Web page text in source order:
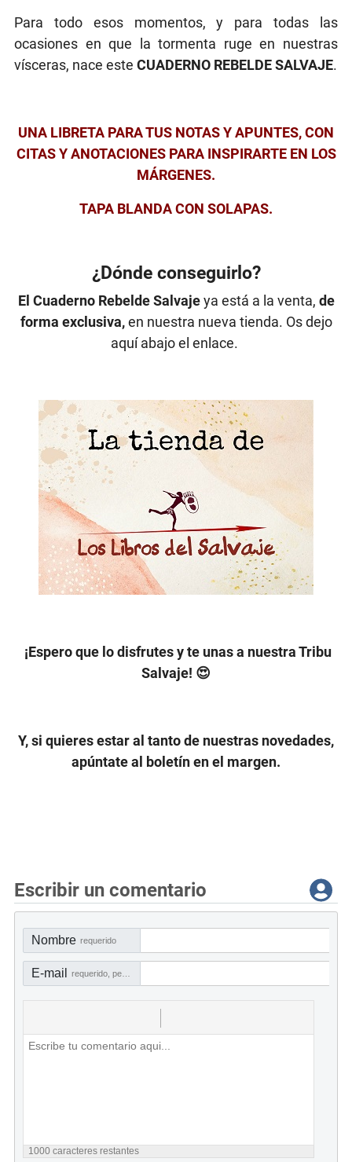
Para todo esos momentos, y para todas las
ocasiones en que la tormenta ruge en nuestras
vísceras, nace este CUADERNO REBELDE SALVAJE.
UNA LIBRETA PARA TUS NOTAS Y APUNTES, CON
CITAS Y ANOTACIONES PARA INSPIRARTE EN LOS
MÁRGENES.
TAPA BLANDA CON SOLAPAS.
¿Dónde conseguirlo?
El Cuaderno Rebelde Salvajeya está a la venta, de
forma exclusiva,en nuestra nueva tienda. Os dejo
aquí abajo el enlace.
¡Espero que lo disfrutes y te unas a nuestra Tribu
Salvaje! 😍
Y, si quieres estar al tanto de nuestras novedades,
apúntate al boletín en el margen.
Escribir un comentario
Nombre requerido
E-mail
1000 caracteres restantes